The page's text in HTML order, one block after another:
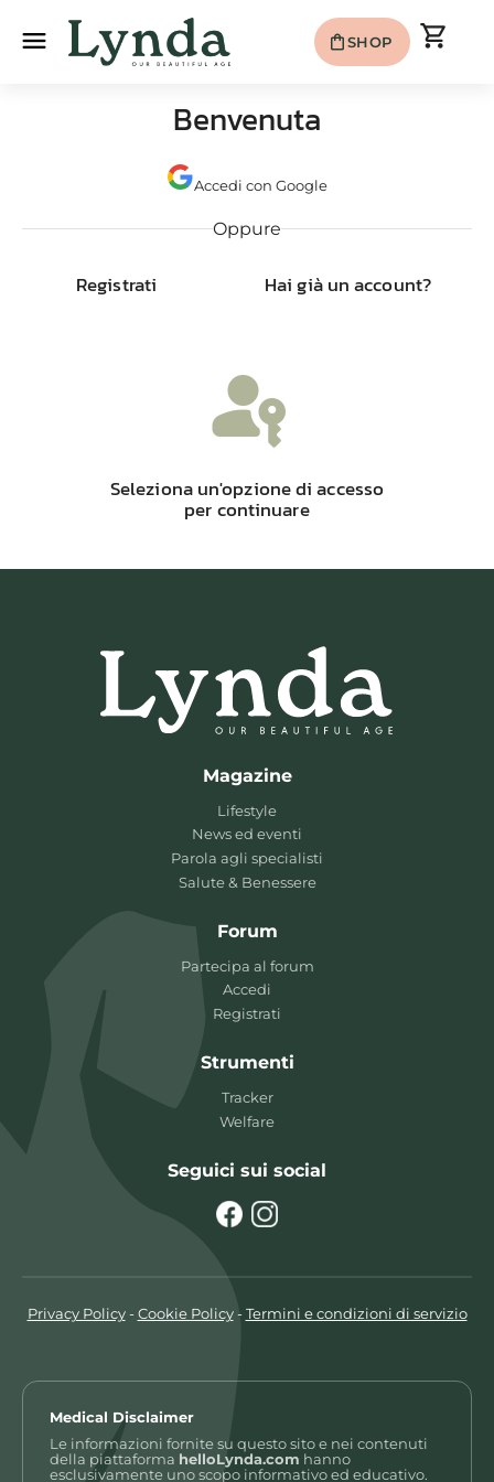
menu shopping_bagSHOP shopping_cart
Benvenuta
Accedi con Google
Oppure
Registrati Hai già un account?
passkey
Seleziona un'opzione di accesso
per continuare
Magazine
Lifestyle
News ed eventi
Parola agli specialisti
Salute & Benessere
Forum
Partecipa al forum
Accedi
Registrati
Strumenti
Tracker
Welfare
Seguici sui social
Privacy Policy-Cookie Policy -Termini e condizioni di servizio
Medical Disclaimer
Le informazioni fornite su questo sito e nei contenuti
della piattaforma helloLynda.com hanno
esclusivamente uno scopo informativo ed educativo.